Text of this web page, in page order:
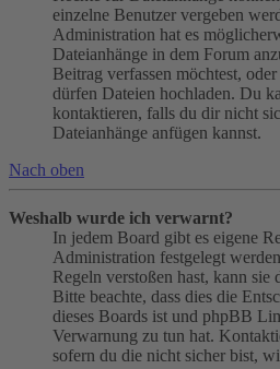
einzelne Benutzer vergeben
Administration hat es
Dateianhänge in dem Forum
Beitrag verfassen möchtest,
dürfen Dateien hochladen. Du
kontaktieren, falls du dir nicht
Dateianhänge anfügen kannst.
Nach oben
Weshalb wurde ich verwarnt?
In jedem Board gibt es eigene
Administration festgelegt
Regeln verstoßen hast, kann
Bitte beachte, dass dies die
dieses Boards ist und phpBB
Verwarnung zu tun hat.
sofern du die nicht sicher bist,